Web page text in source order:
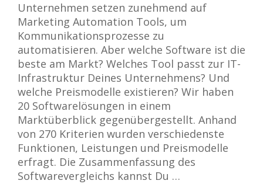
Unternehmen setzen zunehmend auf
Marketing Automation Tools, um
Kommunikationsprozesse zu
automatisieren. Aber welche Software ist die
beste am Markt? Welches Tool passt zur IT-
Infrastruktur Deines Unternehmens? Und
welche Preismodelle existieren? Wir haben
20 Softwarelösungen in einem
Marktüberblick gegenübergestellt. Anhand
von 270 Kriterien wurden verschiedenste
Funktionen, Leistungen und Preismodelle
erfragt. Die Zusammenfassung des
Softwarevergleichs kannst Du …